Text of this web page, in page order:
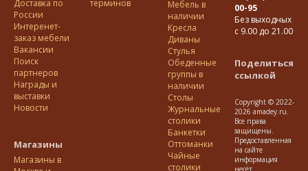
Доставка по
Росcии
Интеренет-
заказ мебели
Вакансии
Поиск
партнеров
Награды и
выставки
Новости
Магазины
Магазины в
терминов
Мебель в
наличии
Кресла
Диваны
Стулья
Обеденные
группы в
наличии
Столы
Журнальные
столики
Банкетки
Оттоманки
Чайные
столики
00-95
Без выходных
с 9.00 до 21.00
Поделиться
ссылкой
Copyright © 2022-
2026 amadey.ru.
Все права
защищены.
Предоставленная
на сайте
информация
несёт